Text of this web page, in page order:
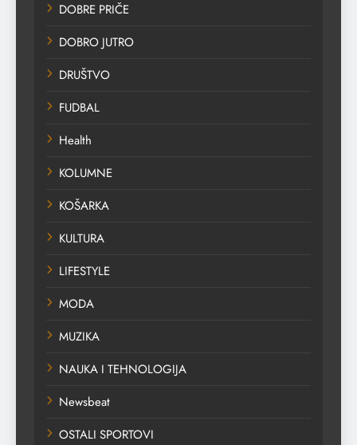
DOBRE PRIČE
DOBRO JUTRO
DRUŠTVO
FUDBAL
Health
KOLUMNE
KOŠARKA
KULTURA
LIFESTYLE
MODA
MUZIKA
NAUKA I TEHNOLOGIJA
Newsbeat
OSTALI SPORTOVI